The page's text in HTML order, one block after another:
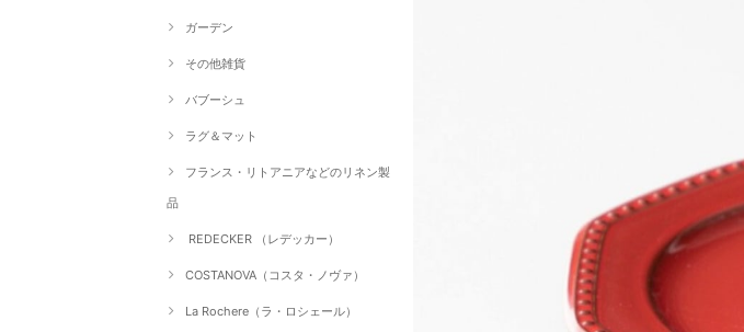
ガーデン
その他雑貨
バブーシュ
ラグ＆マット
フランス・リトアニアなどのリネン製
品
REDECKER （レデッカー）
COSTANOVA（コスタ・ノヴァ）
La Rochere（ラ・ロシェール）